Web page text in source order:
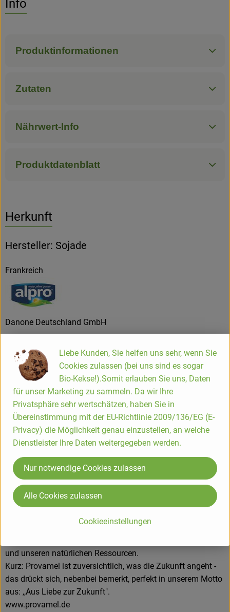
Info
Produktinformationen
Zutaten
Nährwert-Info
Produktdatenblatt
Herkunft
Hersteller: Sojade
Frankreich
Danone Deutschland GmbH
D 60329 Frankfurt am Main
Wird die nachhaltige Lebensmittelproduktion zum Standard
der zukunft werden?
Tatsache ist, dass Provamel seit jeher ein
Pionierunternehmen war, und zwar nicht nur im Hinblick auf
den Produktionsprozess, sondern auch aufgrund seiner
ökologischen und sozialen Überzeugungen. In gewisser
Weise hat Provamel als Traum begonnen: der Traum von
einem gesünderen Lebensstil für alle. Dieses Ziel wollten wir
mit der unscheinbaren Sojabohne erreichen.
Seither arbeitet Provamel, nach wie vor ein
Familienunternehmen, Tag für Tag auf dieses Ziel hin.
wohlschmeckende, gesunde Produkte geht, aber auch im
und unseren natürlichen Ressourcen.
Kurz: Provamel ist zuversichtlich, was die Zukunft angeht -
das drückt sich, nebenbei bemerkt, perfekt in unserem Motto
aus: ,,Aus Liebe zur Zukunft".
www.provamel.de
Liebe Kunden, Sie helfen uns sehr, wenn Sie
Cookies zulassen (bei uns sind es sogar
Bio-Kekse!).Somit erlauben Sie uns, Daten
für unser Marketing zu sammeln. Da wir Ihre
Privatsphäre sehr wertschätzen, haben Sie in
Übereinstimmung mit der EU-Richtlinie 2009/136/EG (E-
Privacy) die Möglichkeit genau einzustellen, an welche
Dienstleister Ihre Daten weitergegeben werden.
Cookieeinstellungen
Nur notwendige Cookies zulassen
Alle Cookies zulassen